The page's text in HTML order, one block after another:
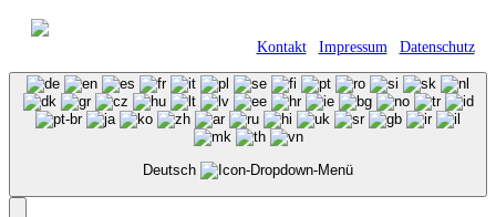
Kontakt| Impressum Datenschutz
Deutsch